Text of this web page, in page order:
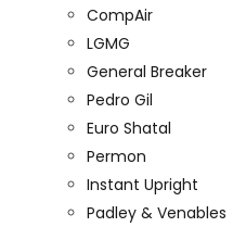
CompAir
LGMG
General Breaker
Pedro Gil
Euro Shatal
Permon
Instant Upright
Padley & Venables